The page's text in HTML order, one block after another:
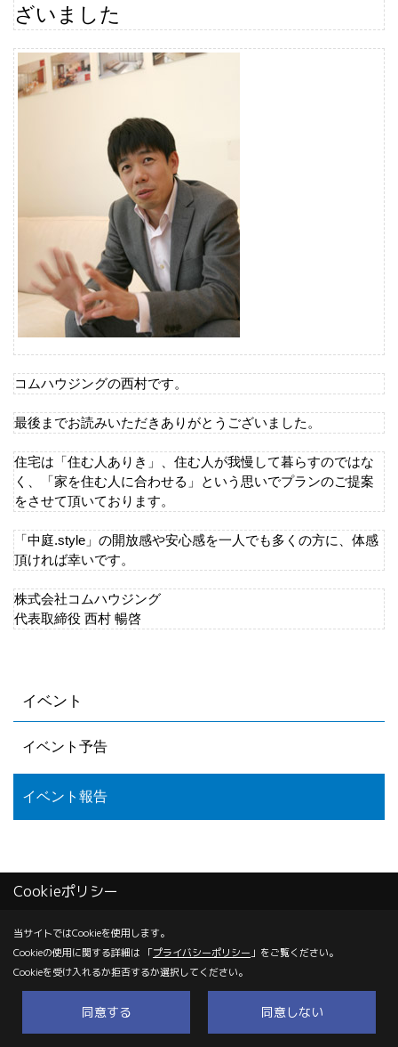
ざいました
コムハウジングの西村です。
最後までお読みいただきありがとうございました。
住宅は「住む人ありき」、住む人が我慢して暮らすのではな
く、「家を住む人に合わせる」という思いでプランのご提案
をさせて頂いております。
「中庭.style」の開放感や安心感を一人でも多くの方に、体感
頂ければ幸いです。
株式会社コムハウジング
代表取締役 西村 暢啓
イベント
イベント予告
イベント報告
株式会社 コムハウジング
〒700-0855
Cookieポリシー
当サイトではCookieを使用します。
Cookieの使用に関する詳細は 「プライバシーポリシー 」をご覧ください。
Cookieを受け入れるか拒否するか選択してください。
同意する 同意しない